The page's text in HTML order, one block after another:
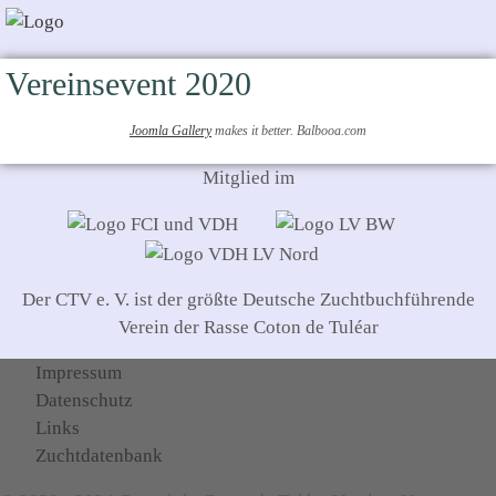
Vereinsevent 2020
Joomla Gallerymakes it better. Balbooa.com
Mitglied im
Der CTV e. V. ist der größte Deutsche Zuchtbuchführende
Verein der Rasse Coton de Tuléar
Impressum
Datenschutz
Links
Zuchtdatenbank